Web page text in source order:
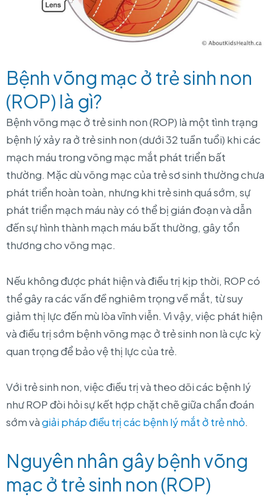
Bệnh võng mạc ở trẻ sinh non
(ROP) là gì?
Bệnh võng mạc ở trẻ sinh non (ROP) là một tình trạng
bệnh lý xảy ra ở trẻ sinh non (dưới 32 tuần tuổi) khi các
mạch máu trong võng mạc mắt phát triển bất
thường. Mặc dù võng mạc của trẻ sơ sinh thường chưa
phát triển hoàn toàn, nhưng khi trẻ sinh quá sớm, sự
phát triển mạch máu này có thể bị gián đoạn và dẫn
đến sự hình thành mạch máu bất thường, gây tổn
thương cho võng mạc.
Nếu không được phát hiện và điều trị kịp thời, ROP có
thể gây ra các vấn đề nghiêm trọng về mắt, từ suy
giảm thị lực đến mù lòa vĩnh viễn. Vì vậy, việc phát hiện
và điều trị sớm bệnh võng mạc ở trẻ sinh non là cực kỳ
quan trọng để bảo vệ thị lực của trẻ.
Với trẻ sinh non, việc điều trị và theo dõi các bệnh lý
như ROP đòi hỏi sự kết hợp chặt chẽ giữa chẩn đoán
sớm vàgiải pháp điều trị các bệnh lý mắt ở trẻ nhỏ.
Nguyên nhân gây bệnh võng
mạc ở trẻ sinh non (ROP)